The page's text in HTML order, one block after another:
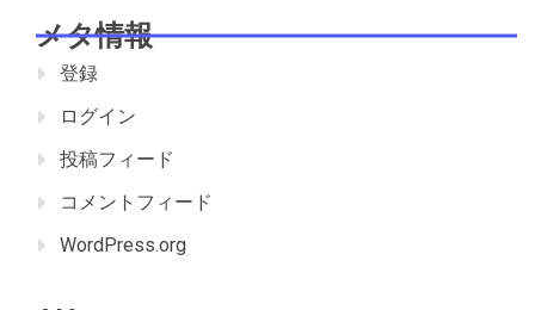
メタ情報
登録
ログイン
投稿フィード
コメントフィード
WordPress.org